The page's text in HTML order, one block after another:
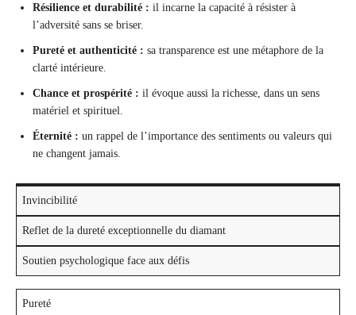
Résilience et durabilité : il incarne la capacité à résister à
l’adversité sans se briser.
Pureté et authenticité : sa transparence est une métaphore de la
clarté intérieure.
Chance et prospérité : il évoque aussi la richesse, dans un sens
matériel et spirituel.
Éternité : un rappel de l’importance des sentiments ou valeurs qui
ne changent jamais.
Invincibilité
Reflet de la dureté exceptionnelle du diamant
Soutien psychologique face aux défis
Pureté